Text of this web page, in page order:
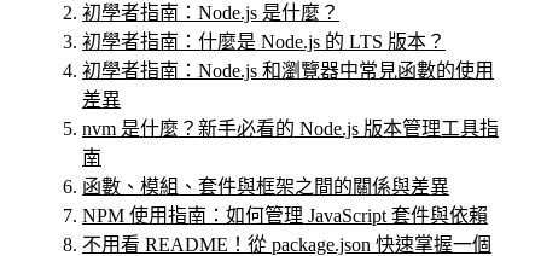
初學者指南：Node.js 是什麼？
初學者指南：什麼是 Node.js 的 LTS 版本？
初學者指南：Node.js 和瀏覽器中常見函數的使用
差異
nvm 是什麼？新手必看的 Node.js 版本管理工具指
南
函數、模組、套件與框架之間的關係與差異
NPM 使用指南：如何管理 JavaScript 套件與依賴
不用看 README！從 package.json 快速掌握一個